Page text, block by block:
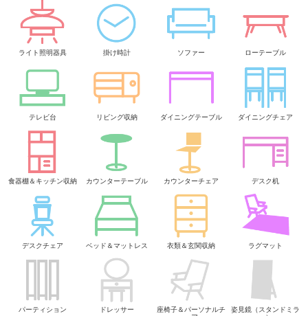
ライト照明器具 掛け時計 ソファー ローテーブル
テレビ台 リビング収納 ダイニングテーブル ダイニングチェア
食器棚＆キッチン収納 カウンターテーブル カウンターチェア デスク机
デスクチェア ベッド＆マットレス 衣類＆玄関収納 ラグマット
パーティション ドレッサー
座椅子＆パーソナルチ
姿見鏡（スタンドミラ